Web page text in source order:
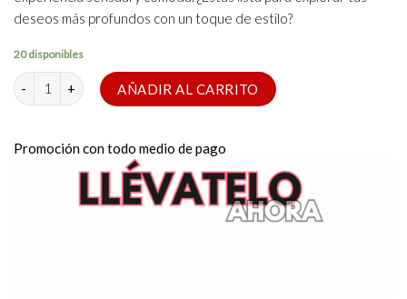
deseos más profundos con un toque de estilo?
20 disponibles
Tobilleras Sweet Dreams cantidad
AÑADIR AL CARRITO
Promoción con todo medio de pago